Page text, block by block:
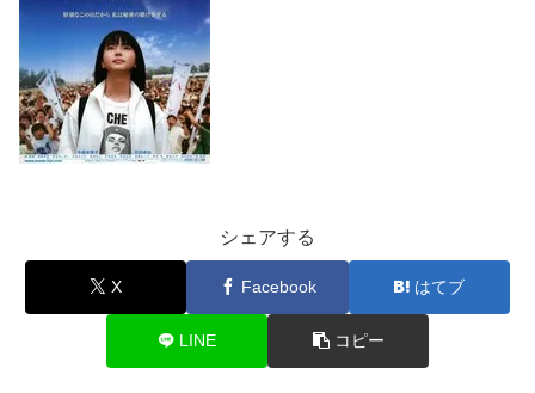
シェアする
X Facebook はてブ
LINE コピー